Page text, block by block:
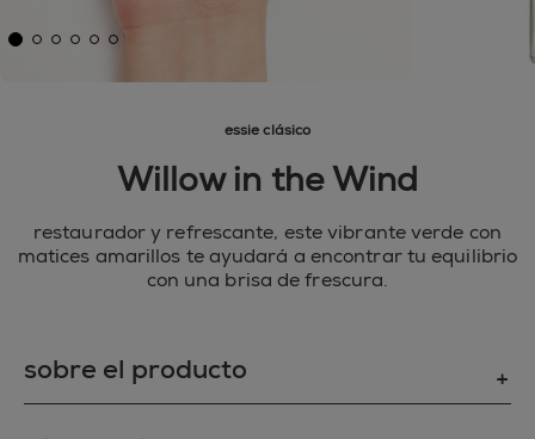
essie clásico
Willow in the Wind
restaurador y refrescante, este vibrante verde con
matices amarillos te ayudará a encontrar tu equilibrio
con una brisa de frescura.
sobre el producto